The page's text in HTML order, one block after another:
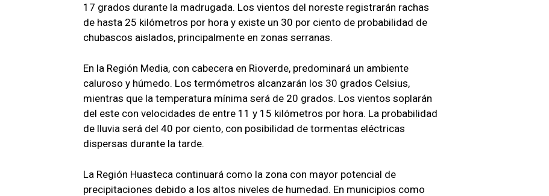
17 grados durante la madrugada. Los vientos del noreste registrarán rachas
de hasta 25 kilómetros por hora y existe un 30 por ciento de probabilidad de
chubascos aislados, principalmente en zonas serranas.
En la Región Media, con cabecera en Rioverde, predominará un ambiente
caluroso y húmedo. Los termómetros alcanzarán los 30 grados Celsius,
mientras que la temperatura mínima será de 20 grados. Los vientos soplarán
del este con velocidades de entre 11 y 15 kilómetros por hora. La probabilidad
de lluvia será del 40 por ciento, con posibilidad de tormentas eléctricas
dispersas durante la tarde.
La Región Huasteca continuará como la zona con mayor potencial de
precipitaciones debido a los altos niveles de humedad. En municipios como